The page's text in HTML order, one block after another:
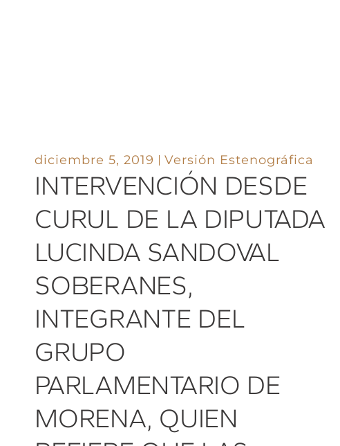
diciembre 5, 2019 Versión Estenográfica
INTERVENCIÓN DESDE
CURUL DE LA DIPUTADA
LUCINDA SANDOVAL
SOBERANES,
INTEGRANTE DEL
GRUPO
PARLAMENTARIO DE
MORENA, QUIEN